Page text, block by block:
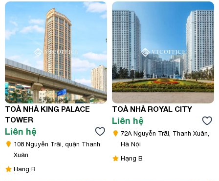
TOÀ NHÀ KING PALACE
TOWER
Liên hệ
108 Nguyễn Trãi, quận Thanh
Xuân
Hạng B
TOÀ NHÀ ROYAL CITY
Liên hệ
72A Nguyễn Trãi, Thanh Xuân,
Hà Nội
Hạng B